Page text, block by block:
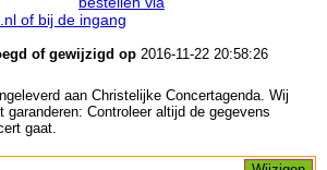
of bij de ingang
of gewijzigd op 2016-11-22 20:58:26
aan Christelijke Concertagenda. Wij
garanderen: Controleer altijd de gegevens
gaat.